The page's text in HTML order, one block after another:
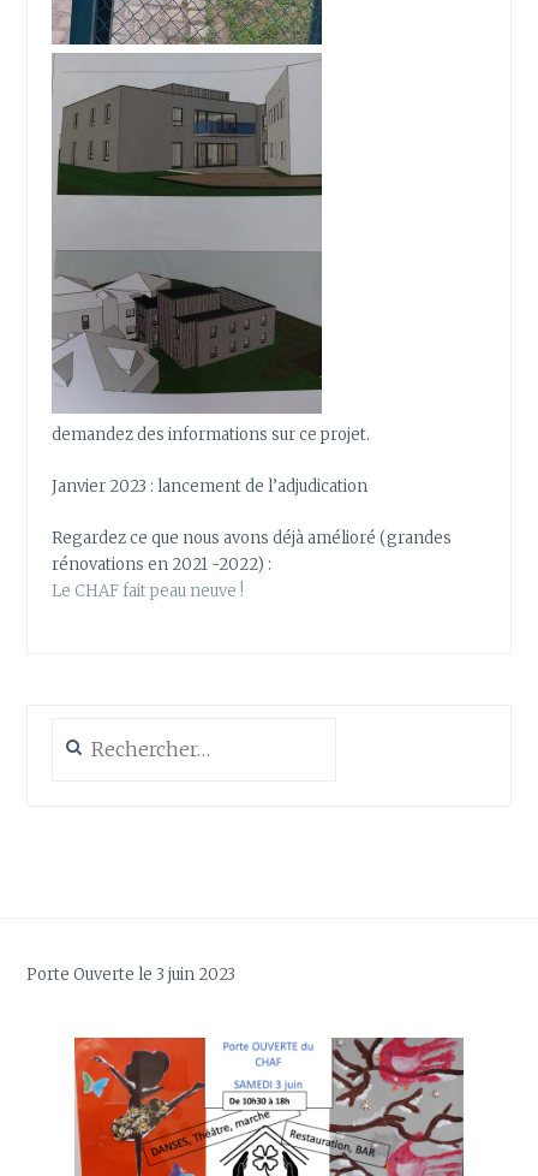
demandez des informations sur ce projet.
Janvier 2023 : lancement de l’adjudication
Regardez ce que nous avons déjà amélioré (grandes
rénovations en 2021 -2022) :
Le CHAF fait peau neuve !
Porte Ouverte le 3 juin 2023